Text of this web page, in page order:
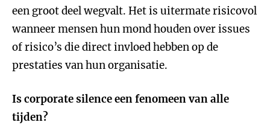
een groot deel wegvalt. Het is uitermate risicovol
wanneer mensen hun mond houden over issues
of risico’s die direct invloed hebben op de
prestaties van hun organisatie.
Is corporate silence een fenomeen van alle
tijden?